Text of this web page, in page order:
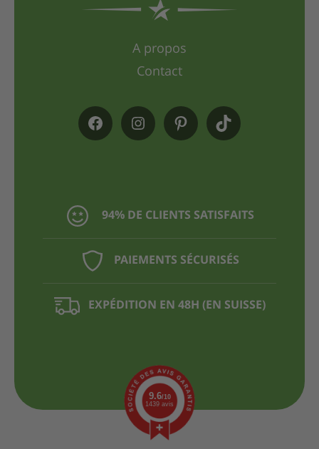
94% DE CLIENTS SATISFAITS
PAIEMENTS SÉCURISÉS
EXPÉDITION EN 48H (EN SUISSE)
A propos
Contact
9.6/10
1439 avis